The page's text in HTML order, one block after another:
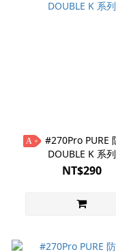
A
DOUBLE K 系列
NT$290